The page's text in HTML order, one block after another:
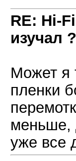
RE: Hi-
изучал ?
Может я
пленки
меньше,
уже все